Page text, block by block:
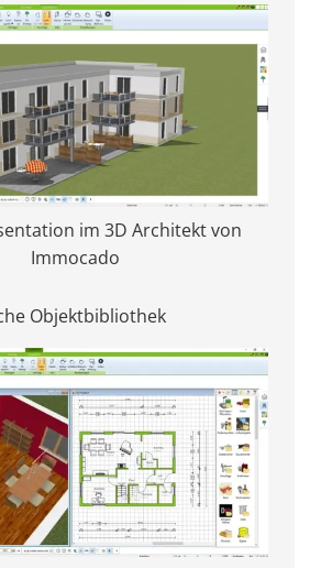
im 3D Architekt von
Immocado
Objektbibliothek